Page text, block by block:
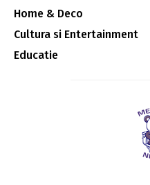
Home & Deco
Cultura si Entertainment
Educatie